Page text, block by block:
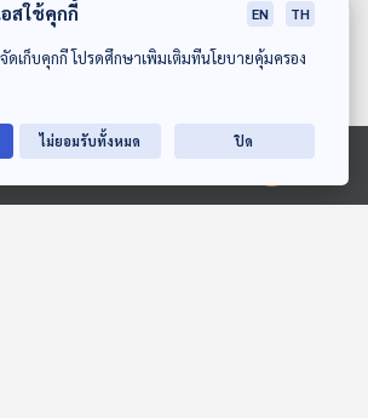
Application
แพร่ภาพสาธารณะแห่งประเทศไทย
สใช้คุกกี้ EN TH
จัดเก็บคุกกี้ โปรดศึกษาเพิ่มเติมที่นโยบายคุ้มครอง
ไม่ยอมรับทั้งหมด ปิด